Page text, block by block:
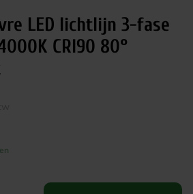
LED lichtlijn 3-fase
CRI90 80°